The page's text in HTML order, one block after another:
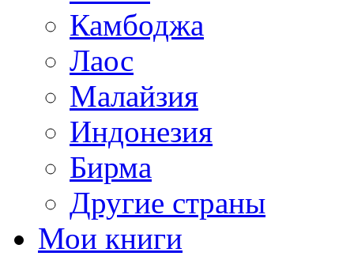
Камбоджа
Лаос
Малайзия
Индонезия
Бирма
Другие страны
Мои книги